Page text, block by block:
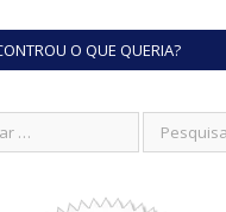
O QUE QUERIA?